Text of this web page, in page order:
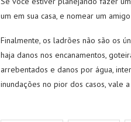
um em sua casa, e nomear um
Finalmente, os ladrões não são os
haja danos nos encanamentos,
arrebentados e danos por água,
inundações no pior dos casos, vale